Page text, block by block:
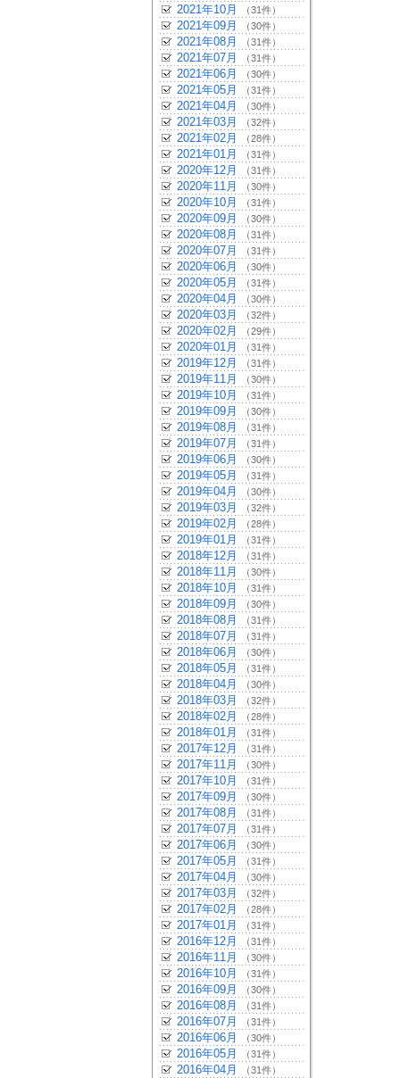
2021年10月 （31件）
2021年09月 （30件）
2021年08月 （31件）
2021年07月 （31件）
2021年06月 （30件）
2021年05月 （31件）
2021年04月 （30件）
2021年03月 （32件）
2021年02月 （28件）
2021年01月 （31件）
2020年12月 （31件）
2020年11月 （30件）
2020年10月 （31件）
2020年09月 （30件）
2020年08月 （31件）
2020年07月 （31件）
2020年06月 （30件）
2020年05月 （31件）
2020年04月 （30件）
2020年03月 （32件）
2020年02月 （29件）
2020年01月 （31件）
2019年12月 （31件）
2019年11月 （30件）
2019年10月 （31件）
2019年09月 （30件）
2019年08月 （31件）
2019年07月 （31件）
2019年06月 （30件）
2019年05月 （31件）
2019年04月 （30件）
2019年03月 （32件）
2019年02月 （28件）
2019年01月 （31件）
2018年12月 （31件）
2018年11月 （30件）
2018年10月 （31件）
2018年09月 （30件）
2018年08月 （31件）
2018年07月 （31件）
2018年06月 （30件）
2018年05月 （31件）
2018年04月 （30件）
2018年03月 （32件）
2018年02月 （28件）
2018年01月 （31件）
2017年12月 （31件）
2017年11月 （30件）
2017年10月 （31件）
2017年09月 （30件）
2017年08月 （31件）
2017年07月 （31件）
2017年06月 （30件）
2017年05月 （31件）
2017年04月 （30件）
2017年03月 （32件）
2017年02月 （28件）
2017年01月 （31件）
2016年12月 （31件）
2016年11月 （30件）
2016年10月 （31件）
2016年09月 （30件）
2016年08月 （31件）
2016年07月 （31件）
2016年06月 （30件）
2016年05月 （31件）
2016年04月 （31件）